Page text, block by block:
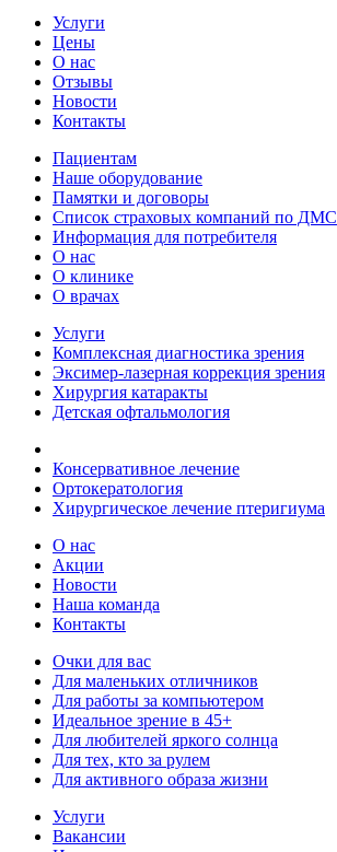
Услуги
Цены
О нас
Отзывы
Новости
Контакты
Пациентам
Наше оборудование
Памятки и договоры
Список страховых компаний по ДМС
Информация для потребителя
О нас
О клинике
О врачах
Услуги
Комплексная диагностика зрения
Эксимер-лазерная коррекция зрения
Хирургия катаракты
Детская офтальмология
Консервативное лечение
Ортокератология
Хирургическое лечение птеригиума
О нас
Акции
Новости
Наша команда
Контакты
Очки для вас
Для маленьких отличников
Для работы за компьютером
Идеальное зрение в 45+
Для любителей яркого солнца
Для тех, кто за рулем
Для активного образа жизни
Услуги
Вакансии